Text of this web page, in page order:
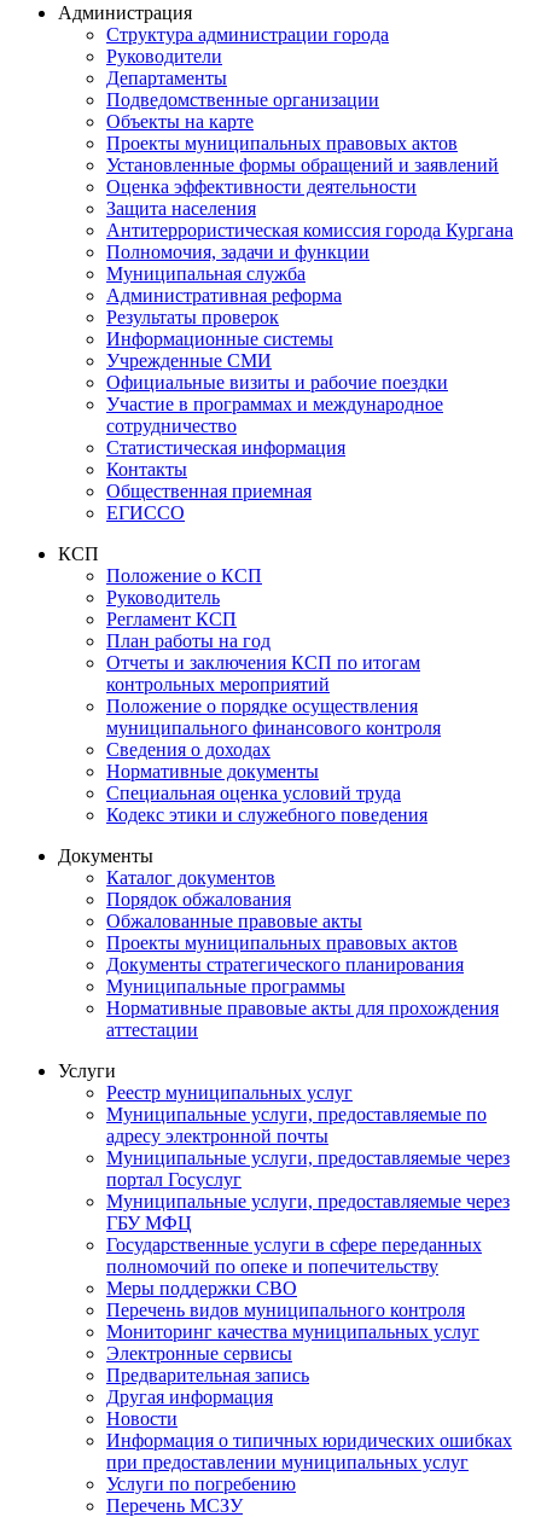
Администрация
Структура администрации города
Руководители
Департаменты
Подведомственные организации
Объекты на карте
Проекты муниципальных правовых актов
Установленные формы обращений и заявлений
Оценка эффективности деятельности
Защита населения
Антитеррористическая комиссия города Кургана
Полномочия, задачи и функции
Муниципальная служба
Административная реформа
Результаты проверок
Информационные системы
Учрежденные СМИ
Официальные визиты и рабочие поездки
Участие в программах и международное
сотрудничество
Статистическая информация
Контакты
Общественная приемная
ЕГИССО
КСП
Положение о КСП
Руководитель
Регламент КСП
План работы на год
Отчеты и заключения КСП по итогам
контрольных мероприятий
Положение о порядке осуществления
муниципального финансового контроля
Сведения о доходах
Нормативные документы
Специальная оценка условий труда
Кодекс этики и служебного поведения
Документы
Каталог документов
Порядок обжалования
Обжалованные правовые акты
Проекты муниципальных правовых актов
Документы стратегического планирования
Муниципальные программы
Нормативные правовые акты для прохождения
аттестации
Услуги
Реестр муниципальных услуг
Муниципальные услуги, предоставляемые по
адресу электронной почты
Муниципальные услуги, предоставляемые через
портал Госуслуг
Муниципальные услуги, предоставляемые через
ГБУ МФЦ
Государственные услуги в сфере переданных
полномочий по опеке и попечительству
Меры поддержки СВО
Перечень видов муниципального контроля
Мониторинг качества муниципальных услуг
Электронные сервисы
Предварительная запись
Другая информация
Новости
Информация о типичных юридических ошибках
при предоставлении муниципальных услуг
Услуги по погребению
Перечень МСЗУ